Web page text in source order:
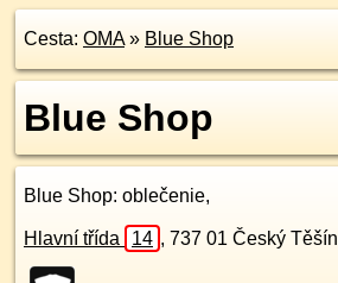
Cesta: OMA» Blue Shop
Blue Shop
Blue Shop: oblečenie,
Hlavní třída 14 , 737 01 Český Těšín